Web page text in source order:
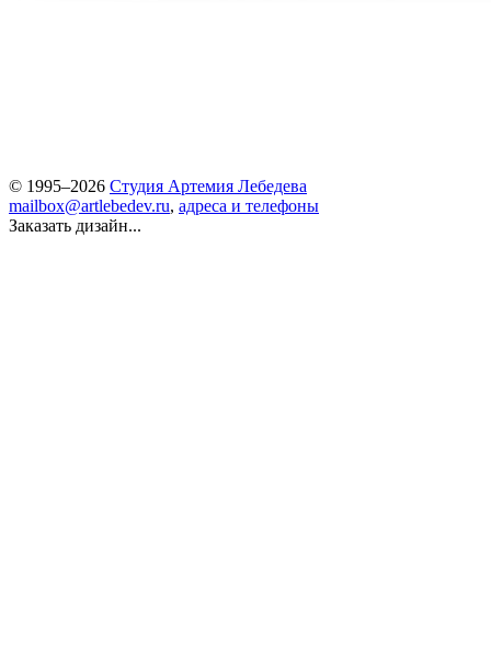
© 1995–2026 Студия Артемия Лебедева
mailbox@artlebedev.ru, адреса и телефоны
Заказать дизайн...